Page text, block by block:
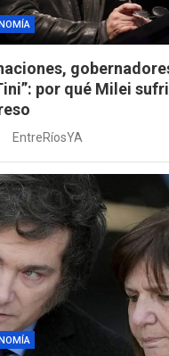
por qué Milei
EntreRíosYA